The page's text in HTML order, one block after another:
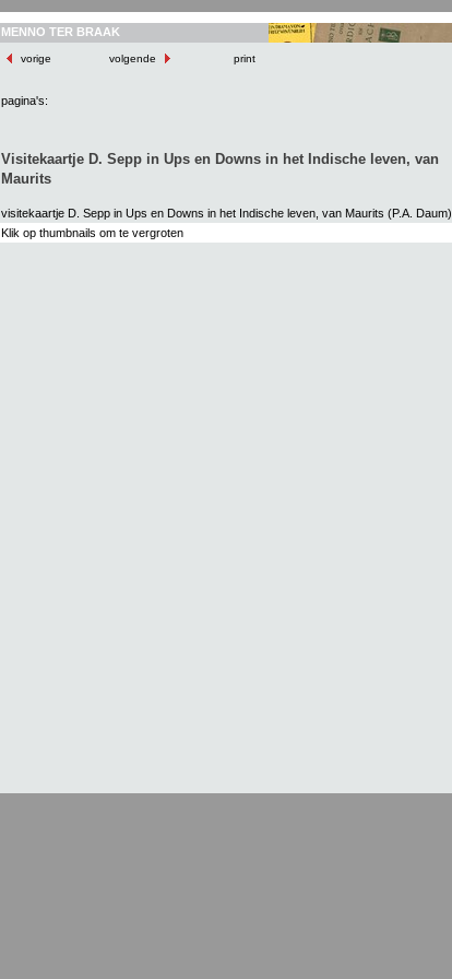
MENNO TER BRAAK
vorige volgende print
pagina's:
Visitekaartje D. Sepp in Ups en Downs in het Indische leven, van
Maurits
visitekaartje D. Sepp in Ups en Downs in het Indische leven, van Maurits (P.A. Daum)
Klik op thumbnails om te vergroten